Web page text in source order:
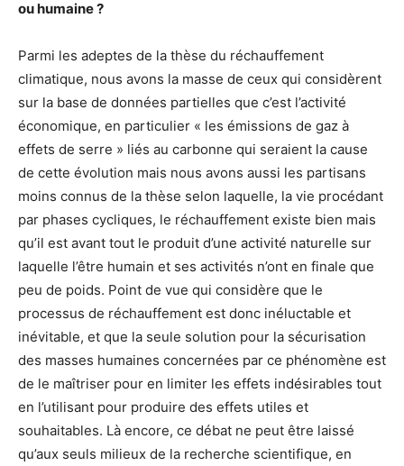
ou humaine ?
Parmi les adeptes de la thèse du réchauffement
climatique, nous avons la masse de ceux qui considèrent
sur la base de données partielles que c’est l’activité
économique, en particulier « les émissions de gaz à
effets de serre » liés au carbonne qui seraient la cause
de cette évolution mais nous avons aussi les partisans
moins connus de la thèse selon laquelle, la vie procédant
par phases cycliques, le réchauffement existe bien mais
qu’il est avant tout le produit d’une activité naturelle sur
laquelle l’être humain et ses activités n’ont en finale que
peu de poids. Point de vue qui considère que le
processus de réchauffement est donc inéluctable et
inévitable, et que la seule solution pour la sécurisation
des masses humaines concernées par ce phénomène est
de le maîtriser pour en limiter les effets indésirables tout
en l’utilisant pour produire des effets utiles et
souhaitables. Là encore, ce débat ne peut être laissé
qu’aux seuls milieux de la recherche scientifique, en